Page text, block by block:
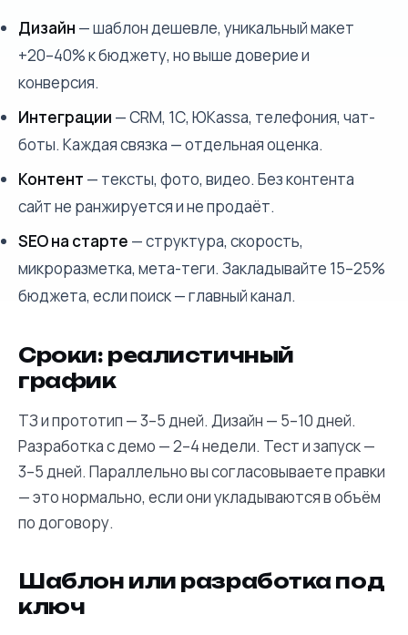
Дизайн — шаблон дешевле, уникальный макет
+20–40% к бюджету, но выше доверие и
конверсия.
Интеграции — CRM, 1С, ЮKassa, телефония, чат-
боты. Каждая связка — отдельная оценка.
Контент — тексты, фото, видео. Без контента
сайт не ранжируется и не продаёт.
SEO на старте — структура, скорость,
микроразметка, мета-теги. Закладывайте 15–25%
бюджета, если поиск — главный канал.
Сроки: реалистичный
график
ТЗ и прототип — 3–5 дней. Дизайн — 5–10 дней.
Разработка с демо — 2–4 недели. Тест и запуск —
3–5 дней. Параллельно вы согласовываете правки
— это нормально, если они укладываются в объём
по договору.
Шаблон или разработка под
ключ